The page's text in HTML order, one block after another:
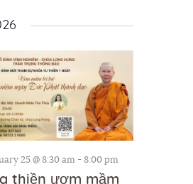
25 @ 8:30 am - 8:00 pm
thiền ươm mầm